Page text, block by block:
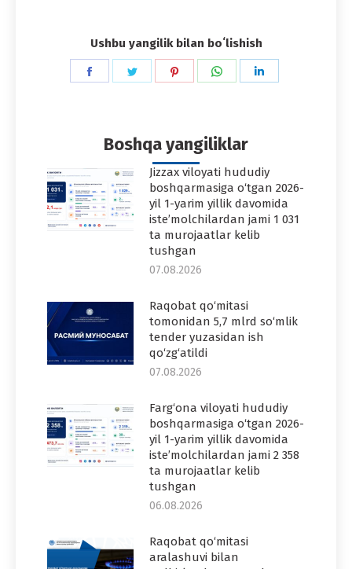
Ushbu yangilik bilan boʻlishish
Share
Share
Share
Share
Boshqa yangiliklar
Jizzax viloyati hududiy
boshqarmasiga o‘tgan 2026-
yil 1-yarim yillik davomida
iste’molchilardan jami 1 031
ta murojaatlar kelib
tushgan
07.08.2026
Raqobat qo‘mitasi
tomonidan 5,7 mlrd so‘mlik
tender yuzasidan ish
qo‘zg‘atildi
07.08.2026
Farg‘ona viloyati hududiy
boshqarmasiga o‘tgan 2026-
yil 1-yarim yillik davomida
iste’molchilardan jami 2 358
ta murojaatlar kelib
tushgan
06.08.2026
Raqobat qo‘mitasi
aralashuvi bilan